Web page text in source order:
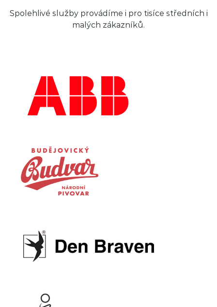
Spolehlivé služby provádíme i pro tisíce středních i
malých zákazníků.